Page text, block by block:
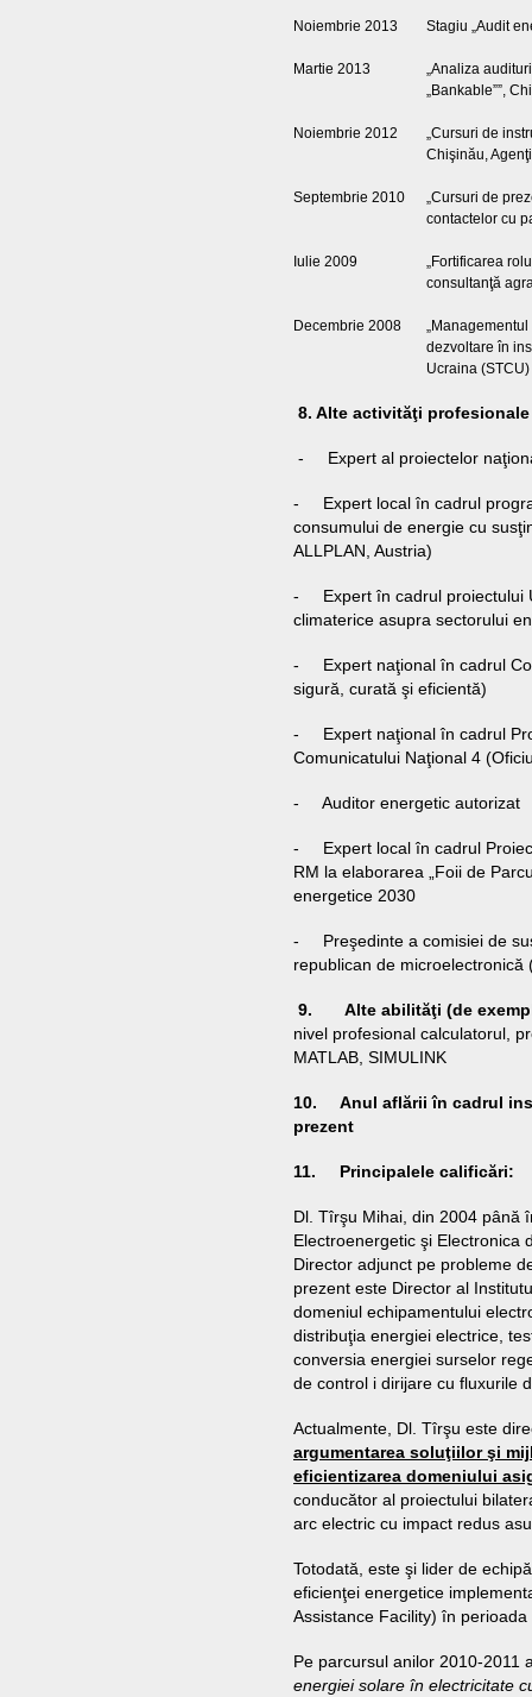
Noiembrie 2013 Stagiu „Audit
Martie 2013
„Analiza
„Bankable””,
Noiembrie 2012
„Cursuri de
Chişinău,
Septembrie 2010
„Cursuri de
contactelor cu
Iulie 2009
„Fortificarea
consultanţă
Decembrie 2008
dezvoltare în
Ucraina (STCU)
8. Alte activităţi profesionale
- Expert al proiectelor
- Expert local în cadrul
consumului de energie cu
ALLPLAN, Austria)
- Expert în cadrul proiectului
climaterice asupra sectorului
- Expert naţional în cadrul
sigură, curată şi eficientă)
- Expert naţional în cadrul
Comunicatului Naţional 4
- Auditor energetic autorizat
- Expert local în cadrul
RM la elaborarea „Foii de
energetice 2030
- Preşedinte a comisiei de
republican de microelectronică
9. Alte abilităţi (de
nivel profesional calculatorul,
MATLAB, SIMULINK
10. Anul aflării în
prezent
11. Principalele
Dl. Tîrşu Mihai, din 2004 până
Electroenergetic şi Electronica
Director adjunct pe probleme
prezent este Director al
domeniul echipamentului
distribuţia energiei electrice,
conversia energiei surselor
de control i dirijare cu fluxurile
Actualmente, Dl. Tîrşu este
argumentarea soluţiilor şi
eficientizarea domeniului
conducător al proiectului
arc electric cu impact redus
Totodată, este şi lider de
eficienţei energetice
Assistance Facility) în
Pe parcursul anilor 2010-2011
energiei solare în electricitate